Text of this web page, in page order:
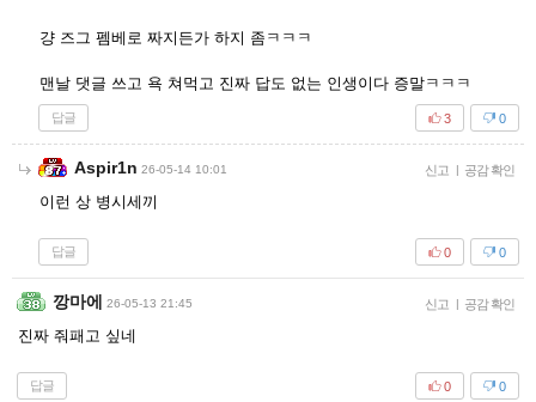
걍 즈그 펨베로 짜지든가 하지 좀ㅋㅋㅋ
맨날 댓글 쓰고 욕 쳐먹고 진짜 답도 없는 인생이다 증말ㅋㅋㅋ
답글 0
3
Aspir1n 26-05-14 10:01 신고 | 공감 확인
이런 상 병시세끼
답글 0
0
깡마에 26-05-13 21:45 신고 | 공감 확인
진짜 줘패고 싶네
답글 0
0